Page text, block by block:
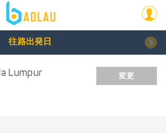
往路出発日
Lumpur 変更